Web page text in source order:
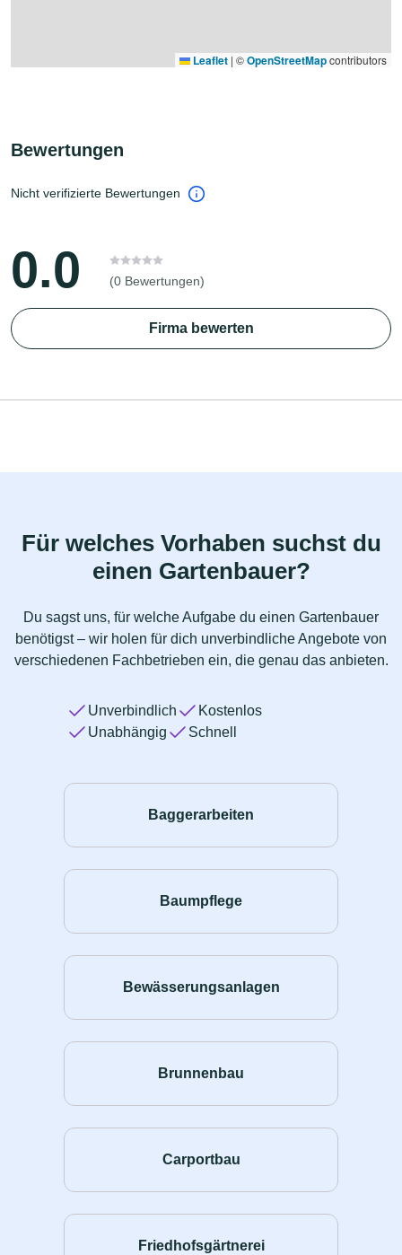
Leaflet | ©OpenStreetMapcontributors
Bewertungen
Nicht verifizierte Bewertungen
0.0 (0 Bewertungen)
Firma bewerten
Für welches Vorhaben suchst du
einen Gartenbauer?
Du sagst uns, für welche Aufgabe du einen Gartenbauer
benötigst – wir holen für dich unverbindliche Angebote von
verschiedenen Fachbetrieben ein, die genau das anbieten.
Unverbindlich
Kostenlos
Unabhängig
Schnell
Baggerarbeiten
Baumpflege
Bewässerungsanlagen
Brunnenbau
Carportbau
Friedhofsgärtnerei